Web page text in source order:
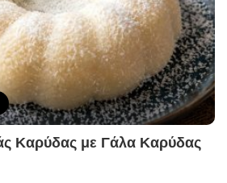
Καρύδας με Γάλα Καρύδας